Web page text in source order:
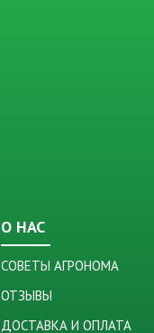
О НАС
СОВЕТЫ АГРОНОМА
ОТЗЫВЫ
ДОСТАВКА И ОПЛАТА